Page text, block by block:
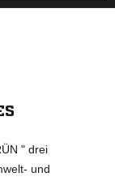
" drei
und